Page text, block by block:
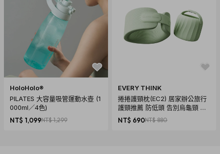
HoloHolo®
PILATES 大容量吸管運動水壺 (1
000ml／4色)
NT$ 1,099NT$ 1,299
EVERY THINK
捲捲護頸枕(EC2) 居家辦公旅行
護頸推薦 防低頭 告別烏龜頸 頸
椎養護 多色可選
NT$ 690NT$ 880